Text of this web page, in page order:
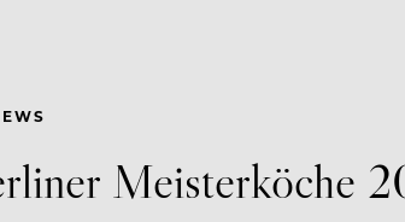
Meisterköche